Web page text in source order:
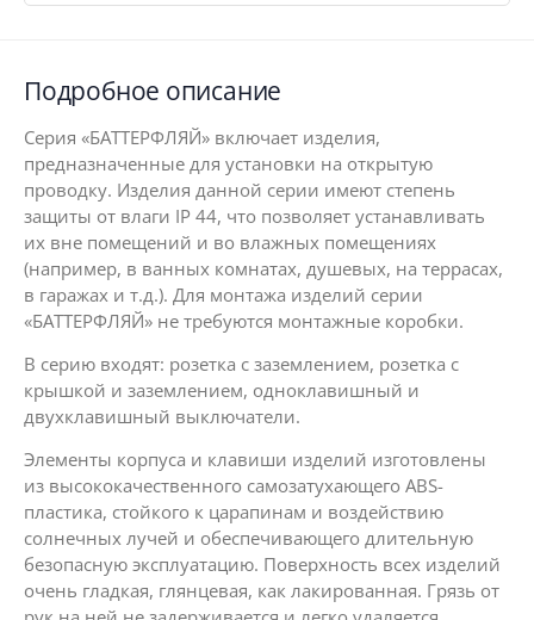
Подробное описание
Серия «БАТТЕРФЛЯЙ» включает изделия,
предназначенные для установки на открытую
проводку. Изделия данной серии имеют степень
защиты от влаги IP 44, что позволяет устанавливать
их вне помещений и во влажных помещениях
(например, в ванных комнатах, душевых, на террасах,
в гаражах и т.д.). Для монтажа изделий серии
«БАТТЕРФЛЯЙ» не требуются монтажные коробки.
В серию входят: розетка с заземлением, розетка с
крышкой и заземлением, одноклавишный и
двухклавишный выключатели.
Элементы корпуса и клавиши изделий изготовлены
из высококачественного самозатухающего АBS-
пластика, стойкого к царапинам и воздействию
солнечных лучей и обеспечивающего длительную
безопасную эксплуатацию. Поверхность всех изделий
очень гладкая, глянцевая, как лакированная. Грязь от